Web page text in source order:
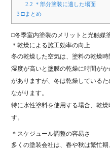
2.2 ＊部分塗装に適した場面
3 □まとめ
□冬季室内塗装のメリットと光触媒
＊乾燥による施工効率の向上
冬の乾燥した空気は、塗料の乾燥時
湿度が高いと塗膜の乾燥に時間が
がありますが、冬は乾燥している
ながります。
特に水性塗料を使用する場合、乾
す。
＊スケジュール調整の容易さ
多くの塗装会社は、春や秋は繁忙